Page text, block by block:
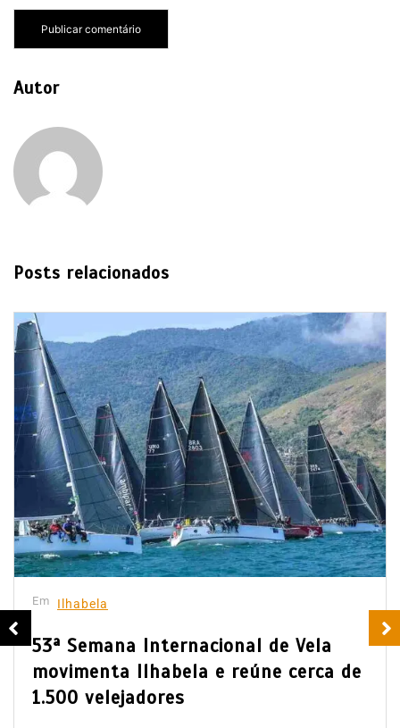
Autor
Posts relacionados
Em Ilhabela
53ª Semana Internacional de Vela
movimenta Ilhabela e reúne cerca de
1.500 velejadores